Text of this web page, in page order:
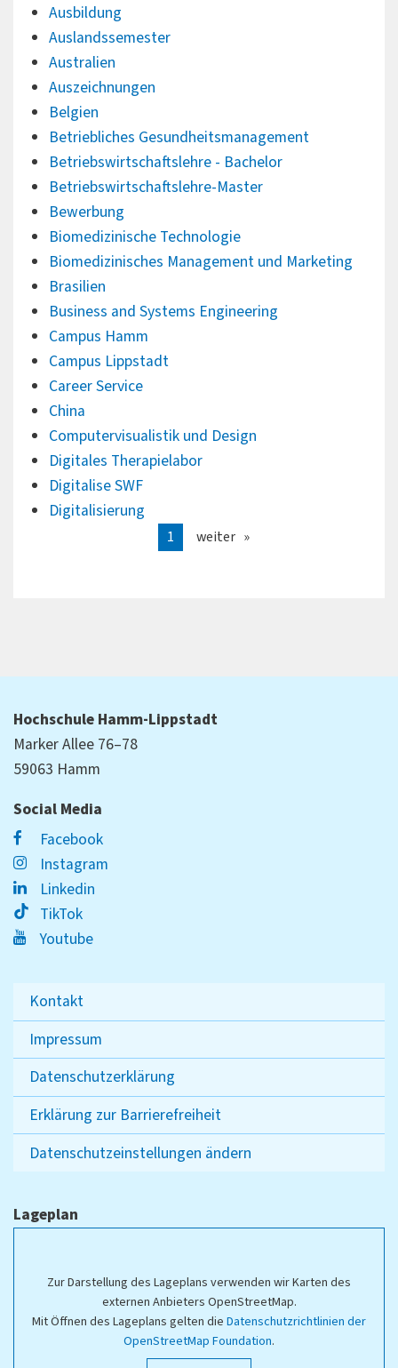
Ausbildung
Auslandssemester
Australien
Auszeichnungen
Belgien
Betriebliches Gesundheitsmanagement
Betriebswirtschaftslehre - Bachelor
Betriebswirtschaftslehre-Master
Bewerbung
Biomedizinische Technologie
Biomedizinisches Management und Marketing
Brasilien
Business and Systems Engineering
Campus Hamm
Campus Lippstadt
Career Service
China
Computervisualistik und Design
Digitales Therapielabor
Digitalise SWF
Digitalisierung
1 weiter
Hochschule Hamm-Lippstadt
Marker Allee 76–78
59063 Hamm
Social Media
Facebook
Instagram
Linkedin
TikTok
Youtube
Kontakt
Impressum
Datenschutzerklärung
Erklärung zur Barrierefreiheit
Datenschutzeinstellungen ändern
Lageplan
Zur Darstellung des Lageplans verwenden wir Karten des
externen Anbieters OpenStreetMap.
Mit Öffnen des Lageplans gelten die Datenschutzrichtlinien der
OpenStreetMap Foundation.